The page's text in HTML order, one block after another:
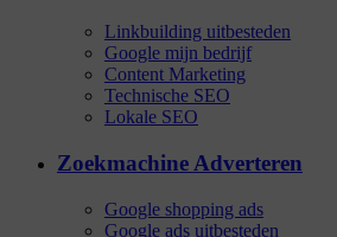
Linkbuilding uitbesteden
Google mijn bedrijf
Content Marketing
Technische SEO
Lokale SEO
Zoekmachine Adverteren
Google shopping ads
Google ads uitbesteden